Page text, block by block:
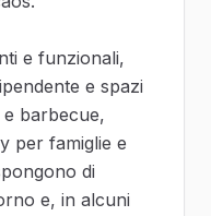
e funzionali,
e spazi
barbecue,
per famiglie e
di
e, in alcuni